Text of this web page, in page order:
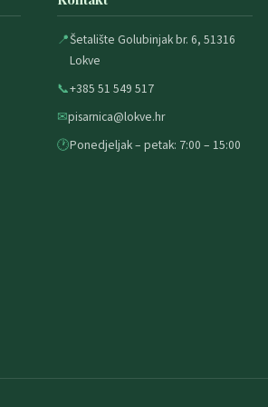
📍Šetalište Golubinjak br. 6, 51316
Lokve
📞+385 51 549 517
✉pisarnica@lokve.hr
🕐Ponedjeljak – petak: 7:00 – 15:00